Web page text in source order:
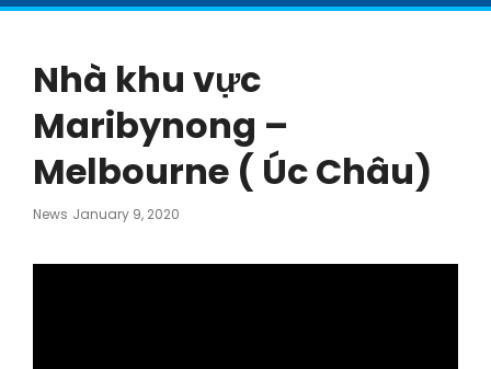
Nhà khu vực
Maribynong –
Melbourne ( Úc Châu)
News Posted
January 9, 2020